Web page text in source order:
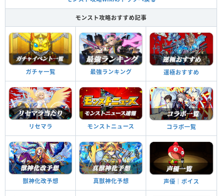
モンスト攻略おすすめ記事
ガチャ一覧 最強ランキング 運極おすすめ
リセマラ モンストニュース コラボ一覧
獣神化改予想 真獣神化予想 声優｜ボイス